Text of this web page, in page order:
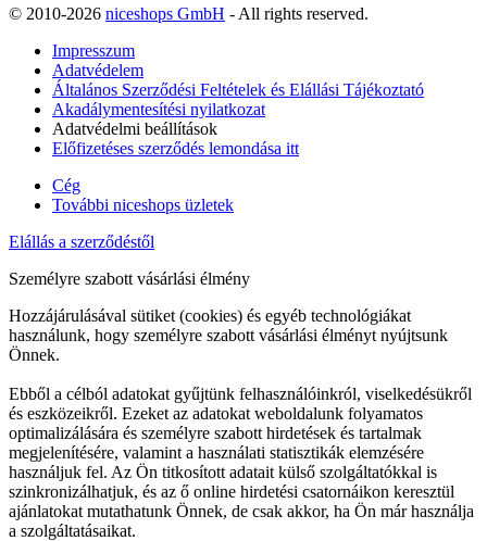
© 2010-2026 niceshops GmbH - All rights reserved.
Impresszum
Adatvédelem
Általános Szerződési Feltételek és Elállási Tájékoztató
Akadálymentesítési nyilatkozat
Adatvédelmi beállítások
Előfizetéses szerződés lemondása itt
Cég
További niceshops üzletek
Elállás a szerződéstől
Személyre szabott vásárlási élmény
Hozzájárulásával sütiket (cookies) és egyéb technológiákat
használunk, hogy személyre szabott vásárlási élményt nyújtsunk
Önnek.
Ebből a célból adatokat gyűjtünk felhasználóinkról, viselkedésükről
és eszközeikről. Ezeket az adatokat weboldalunk folyamatos
optimalizálására és személyre szabott hirdetések és tartalmak
megjelenítésére, valamint a használati statisztikák elemzésére
használjuk fel. Az Ön titkosított adatait külső szolgáltatókkal is
szinkronizálhatjuk, és az ő online hirdetési csatornáikon keresztül
ajánlatokat mutathatunk Önnek, de csak akkor, ha Ön már használja
a szolgáltatásaikat.